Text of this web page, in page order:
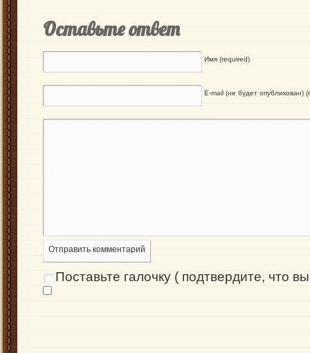
Оставьте ответ
Имя (required)
E-mail (не будет опубликован)
Отправить комментарий
Поставьте галочку ( подтвердите, что